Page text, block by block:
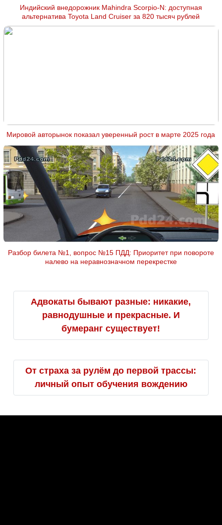
Индийский внедорожник Mahindra Scorpio-N: доступная
альтернатива Toyota Land Cruiser за 820 тысяч рублей
Мировой авторынок показал уверенный рост в марте 2025 года
Разбор билета №1, вопрос №15 ПДД: Приоритет при повороте
налево на неравнозначном перекрестке
Адвокаты бывают разные: никакие,
равнодушные и прекрасные. И
бумеранг существует!
От страха за рулём до первой трассы:
личный опыт обучения вождению